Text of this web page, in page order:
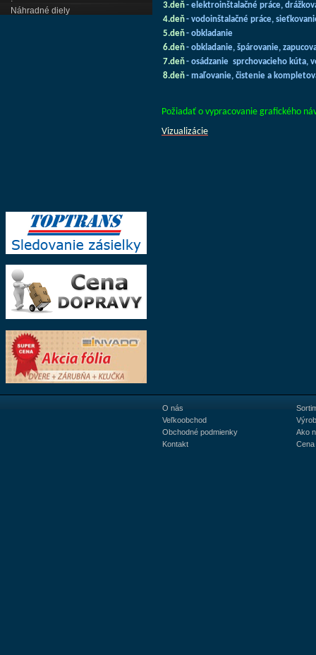
Náhradné diely
3.deň- elektroinštalačné práce,
4.deň- vodoinštalačné práce,
5.deň- obkladanie
6.deň- obkladanie, špárovanie,
7.deň- osádzanie sprchovacieho kúta,
8.deň- maľovanie, čistenie a
Požiadať o vypracovanie grafického
Vizualizácie
O nás
Veľkoobchod
Obchodné podmienky
Kontakt
Ako